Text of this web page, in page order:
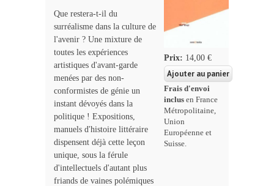
Que restera-t-il du
surréalisme dans la culture de
l'avenir ? Une mixture de
toutes les expériences
artistiques d'avant-garde
menées par des non-
conformistes de génie un
instant dévoyés dans la
politique ! Expositions,
manuels d'histoire littéraire
dispensent déjà cette leçon
unique, sous la férule
d'intellectuels d'autant plus
friands de vaines polémiques
Prix: 14,00 €
Frais d'envoi
inclus en France
Métropolitaine,
Union
Européenne et
Suisse.